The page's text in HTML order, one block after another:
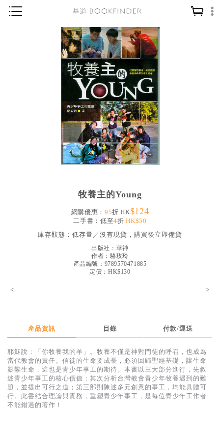
神學／教義
讀經／研經
聖經
教會歷史
靈修／禱告
信徒生活
教會事工
哲學／宗教比較
見證／傳記
得獎作品推介
暢銷榜
中文二手書
英文二手書
精選英文書
牧養主的Young
網購優惠： 95折 HK$124
二手書：低至4折HK$50
庫存狀態： 低存量／沒有現貨，購買後立即備貨
出版社： 華神
作者： 駱玫玲
產品編號：9789570471885
定價：HK$130
< >
產品資訊 目錄 付款/運送
耶穌說：「你牧養我的羊」。牧養不僅是神對門徒的呼召，也成為
當代教會的責任。信徒的生命要成長，必須回歸聖經基礎，讓生命
影響生命，這也是青少年事工的期待。本書以三大部分進行，先敘
述青少年事工的核心價值；其次分析台灣教會青少年牧養遇到的難
題，並提出可行之道；第三部則陳述多元創意的事工，均能具體可
行。此書結合理論與實務，重塑青少年事工，是每位青少年工作者
不能錯過的著作！